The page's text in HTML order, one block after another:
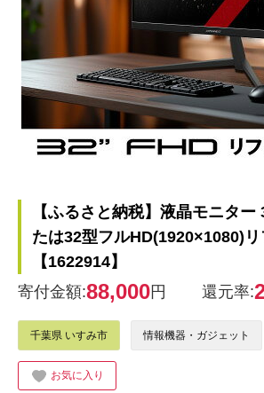
【ふるさと納税】液晶モニター
たは32型フルHD(1920×1080)
【1622914】
寄付金額:88,000円 還元率:
千葉県 いすみ市 情報機器・ガジェット
お気に入り